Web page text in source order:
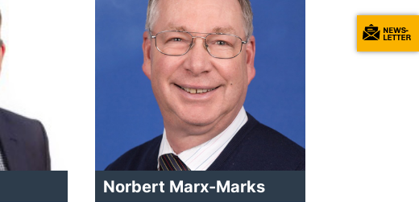
Norbert Marx-Marks